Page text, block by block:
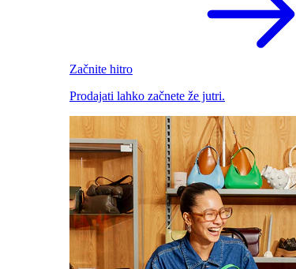
Začnite hitro
Prodajati lahko začnete že jutri.